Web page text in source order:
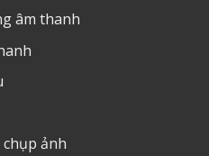
âm thanh
ảnh